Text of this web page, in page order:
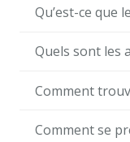
Qu’est-ce que
Quels sont les
Comment
Comment se